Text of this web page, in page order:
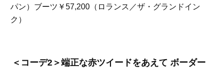
パン）ブーツ￥57,200（ロランス／ザ・グランドイン
ク）
＜コーデ2＞端正な赤ツイードをあえて ボーダー